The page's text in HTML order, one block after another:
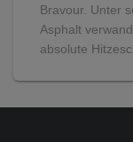
Bravour. Unter
Asphalt
absolute